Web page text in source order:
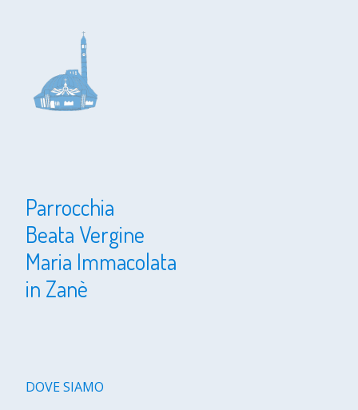
Parrocchia
Beata Vergine
Maria Immacolata
in Zanè
DOVE SIAMO